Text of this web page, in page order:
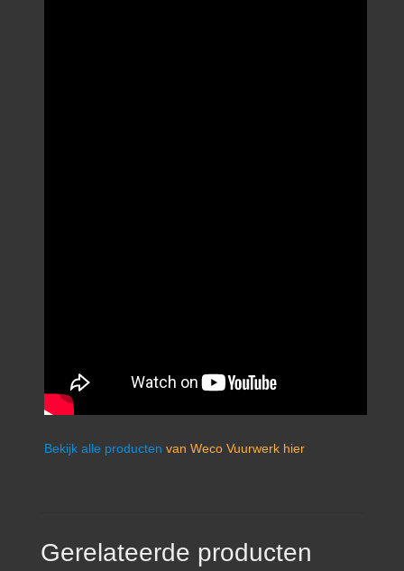
Bekijk alle producten van Weco Vuurwerk hier
Gerelateerde producten